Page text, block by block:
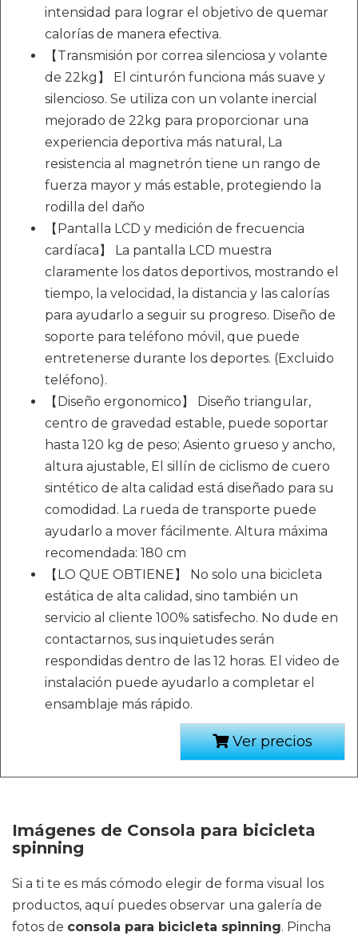
intensidad para lograr el objetivo de quemar
calorías de manera efectiva.
【Transmisión por correa silenciosa y volante
de 22kg】 El cinturón funciona más suave y
silencioso. Se utiliza con un volante inercial
mejorado de 22kg para proporcionar una
experiencia deportiva más natural, La
resistencia al magnetrón tiene un rango de
fuerza mayor y más estable, protegiendo la
rodilla del daño
【Pantalla LCD y medición de frecuencia
cardíaca】 La pantalla LCD muestra
claramente los datos deportivos, mostrando el
tiempo, la velocidad, la distancia y las calorías
para ayudarlo a seguir su progreso. Diseño de
soporte para teléfono móvil, que puede
entretenerse durante los deportes. (Excluido
teléfono).
【Diseño ergonomico】 Diseño triangular,
centro de gravedad estable, puede soportar
hasta 120 kg de peso; Asiento grueso y ancho,
altura ajustable, El sillín de ciclismo de cuero
sintético de alta calidad está diseñado para su
comodidad. La rueda de transporte puede
ayudarlo a mover fácilmente. Altura máxima
recomendada: 180 cm
【LO QUE OBTIENE】 No solo una bicicleta
estática de alta calidad, sino también un
servicio al cliente 100% satisfecho. No dude en
contactarnos, sus inquietudes serán
respondidas dentro de las 12 horas. El video de
instalación puede ayudarlo a completar el
ensamblaje más rápido.
Ver precios
Imágenes de Consola para bicicleta
spinning
Si a ti te es más cómodo elegir de forma visual los
productos, aquí puedes observar una galería de
fotos de consola para bicicleta spinning. Pincha